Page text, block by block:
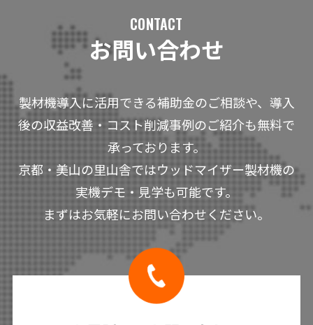
CONTACT
お問い合わせ
製材機導入に活用できる補助金のご相談や、導入
後の収益改善・コスト削減事例のご紹介も無料で
承っております。
京都・美山の里山舎ではウッドマイザー製材機の
実機デモ・見学も可能です。
まずはお気軽にお問い合わせください。